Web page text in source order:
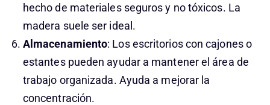
hecho de materiales seguros y no tóxicos. La
madera suele ser ideal.
Almacenamiento: Los escritorios con cajones o
estantes pueden ayudar a mantener el área de
trabajo organizada. Ayuda a mejorar la
concentración.